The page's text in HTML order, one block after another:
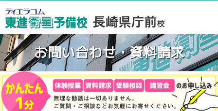
お問い合わせ・資料請求